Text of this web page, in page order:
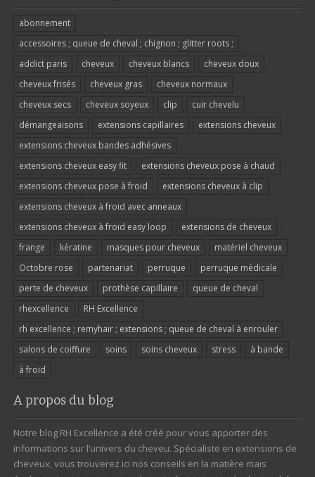
abonnement
accessoires ; queue de cheval ; chignon ; glitter roots ;
addict paris
cheveux cheveux blancs
cheveux doux
cheveux frisés
cheveux gras
cheveux normaux
cheveux secs
cheveux soyeux clip
cuir chevelu
démangeaisons
extensions capillaires
extensions cheveux
extensions cheveux bandes adhésives
extensions cheveux easy fit
extensions cheveux pose à chaud
extensions cheveux pose à froid
extensions cheveux à clip
extensions cheveux à froid avec anneaux
extensions cheveux à froid easy loop
extensions de cheveux
frange
kératine masques pour cheveux
matériel cheveux
Octobre rose
partenariat perruque
perruque médicale
perte de cheveux
prothèse capillaire
queue de cheval
rhexcellence
RH Excellence
rh excellence ; remyhair ; extensions ; queue de cheval à enrouler
salons de coiffure
soins soins cheveux stress
à bande
à froid
A propos du blog
Notre blog RH Excellence a été créé pour vous apporter des
informations sur l’univers du cheveu. Spécialiste en extensions de
cheveux, vous trouverez ici nos conseils en la matière mais